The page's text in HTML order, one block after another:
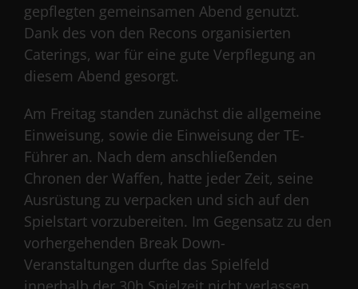
gepflegten gemeinsamen Abend genutzt.
Dank des von den Recons organisierten
Caterings, war für eine gute Verpflegung an
diesem Abend gesorgt.
Am Freitag standen zunächst die allgemeine
Einweisung, sowie die Einweisung der TE-
Führer an. Nach dem anschließenden
Chronen der Waffen, hatte jeder Zeit, seine
Ausrüstung zu verpacken und sich auf den
Spielstart vorzubereiten. Im Gegensatz zu den
vorhergehenden Break Down-
Veranstaltungen durfte das Spielfeld